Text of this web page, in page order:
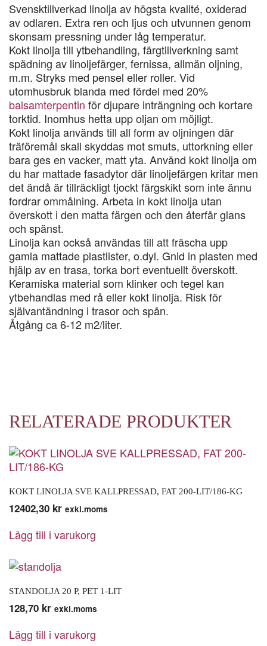
mängd
Svensktillverkad linolja av högsta kvalité, oxiderad
av odlaren. Extra ren och ljus och utvunnen genom
skonsam pressning under låg temperatur.
Kokt linolja till ytbehandling, färgtillverkning samt
spädning av linoljefärger, fernissa, allmän oljning,
m.m. Stryks med pensel eller roller. Vid
utomhusbruk blanda med fördel med 20%
balsamterpentin för djupare inträngning och kortare
torktid. Inomhus hetta upp oljan om möjligt.
Kokt linolja används till all form av oljningen där
träföremål skall skyddas mot smuts, uttorkning eller
bara ges en vacker, matt yta. Använd kokt linolja om
du har mattade fasadytor där linoljefärgen kritar men
det ändå är tillräckligt tjockt färgskikt som inte ännu
fordrar ommålning. Arbeta in kokt linolja utan
överskott i den matta färgen och den återfår glans
och spänst.
Linolja kan också användas till att fräscha upp
gamla mattade plastlister, o.dyl. Gnid in plasten med
hjälp av en trasa, torka bort eventuellt överskott.
Keramiska material som klinker och tegel kan
ytbehandlas med rå eller kokt linolja. Risk för
självantändning i trasor och spån.
Åtgång ca 6-12 m2/liter.
RELATERADE PRODUKTER
KOKT LINOLJA SVE KALLPRESSAD, FAT 200-LIT/186-KG
12402,30 kr exkl.moms
Lägg till i varukorg
STANDOLJA 20 P, PET 1-LIT
128,70 kr exkl.moms
Lägg till i varukorg